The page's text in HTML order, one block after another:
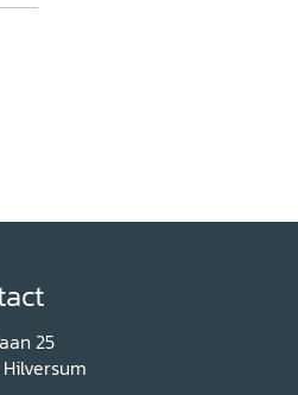
25
Hilversum